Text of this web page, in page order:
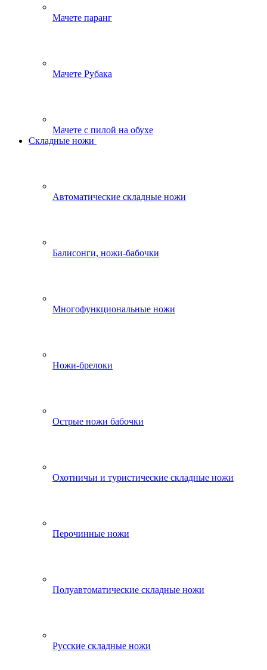
Мачете паранг
Мачете Рубака
Мачете с пилой на обухе
Складные ножи
Автоматические складные ножи
Балисонги, ножи-бабочки
Многофункциональные ножи
Ножи-брелоки
Острые ножи бабочки
Охотничьи и туристические складные ножи
Перочинные ножи
Полуавтоматические складные ножи
Русские складные ножи